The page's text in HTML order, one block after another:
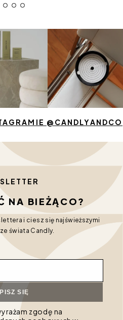
@CANDLYANDCO
NA BIEŻĄCO?
i ciesz się najświeższymi
świata Candly.
SIĘ
zgodę na